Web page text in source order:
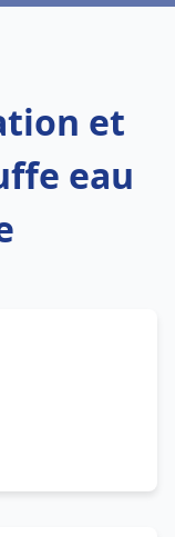
et
eau